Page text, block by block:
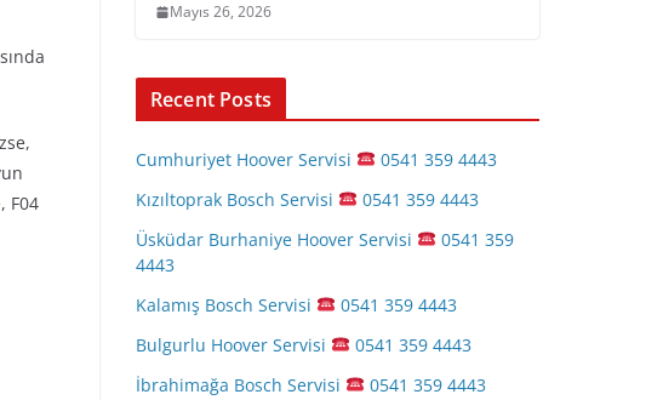
F04
Mayıs 26, 2026
Recent Posts
Cumhuriyet Hoover Servisi
0541 359 4443
Kızıltoprak Bosch Servisi
0541 359 4443
Üsküdar Burhaniye Hoover Servisi
0541 359
4443
Kalamış Bosch Servisi
0541 359 4443
Bulgurlu Hoover Servisi
0541 359 4443
İbrahimağa Bosch Servisi
0541 359 4443